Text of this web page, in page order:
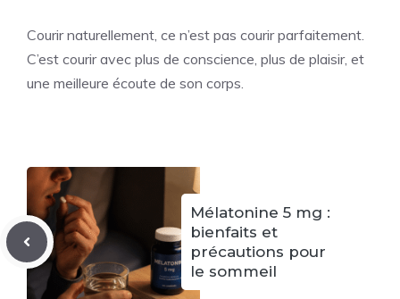
Courir naturellement, ce n’est pas courir parfaitement.
C’est courir avec plus de conscience, plus de plaisir, et
une meilleure écoute de son corps.
Mélatonine 5 mg :
bienfaits et
précautions pour
le sommeil